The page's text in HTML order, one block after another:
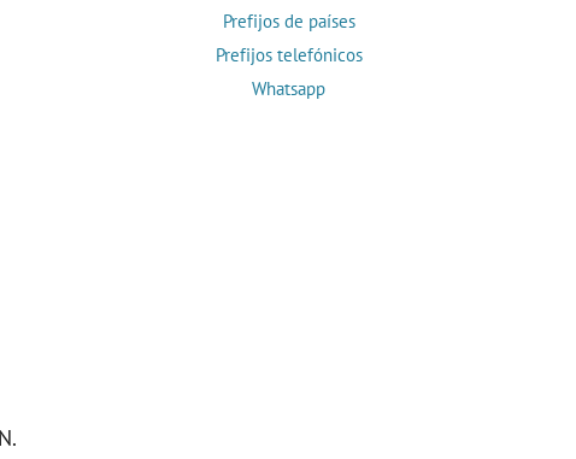
Prefijos de países
Prefijos telefónicos
Whatsapp